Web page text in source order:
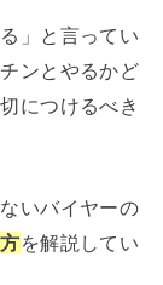
」と言ってい
ンとやるかど
につけるべき
いバイヤーの
を解説してい